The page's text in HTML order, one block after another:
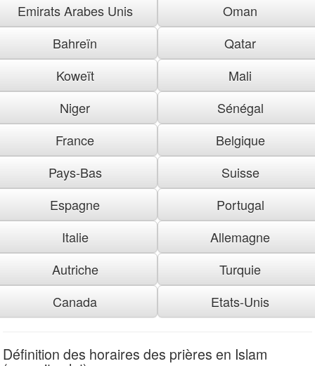
Emirats Arabes Unis
Oman
Bahreïn
Qatar
Koweït
Mali
Niger
Sénégal
France
Belgique
Pays-Bas
Suisse
Espagne
Portugal
Italie
Allemagne
Autriche
Turquie
Canada
Etats-Unis
Définition des horaires des prières en Islam